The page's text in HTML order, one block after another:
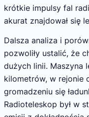
krótkie impulsy fal
akurat znajdował się
Dalsza analiza i
pozwoliły ustalić, że
dużych linii. Maszyna
kilometrów, w rejonie
gromadzeniu się
Radioteleskop był w